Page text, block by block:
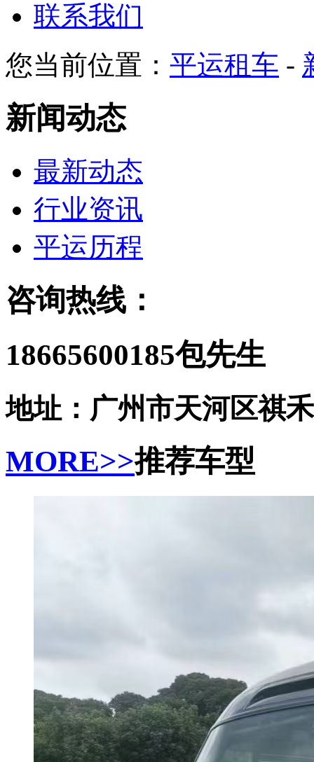
联系我们
您当前位置： 平运租车 -
新闻动态
最新动态
行业资讯
平运历程
咨询热线：
18665600185包先生
地址：广州市天河区祺
MORE>>推荐车型